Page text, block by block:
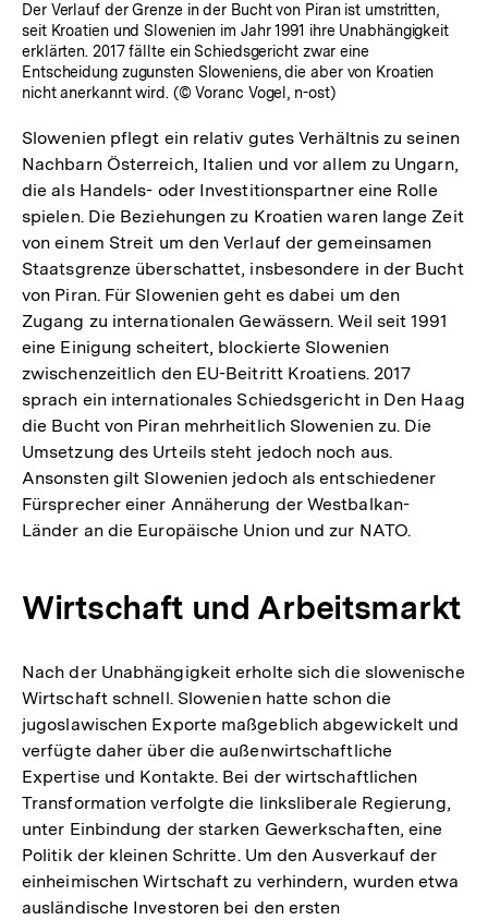
Der Verlauf der Grenze in der Bucht von Piran ist umstritten,
seit Kroatien und Slowenien im Jahr 1991 ihre Unabhängigkeit
erklärten. 2017 fällte ein Schiedsgericht zwar eine
Entscheidung zugunsten Sloweniens, die aber von Kroatien
nicht anerkannt wird. (© Voranc Vogel, n-ost)
Slowenien pflegt ein relativ gutes Verhältnis zu seinen
Nachbarn Österreich, Italien und vor allem zu Ungarn,
die als Handels- oder Investitionspartner eine Rolle
spielen. Die Beziehungen zu Kroatien waren lange Zeit
von einem Streit um den Verlauf der gemeinsamen
Staatsgrenze überschattet, insbesondere in der Bucht
von Piran. Für Slowenien geht es dabei um den
Zugang zu internationalen Gewässern. Weil seit 1991
eine Einigung scheitert, blockierte Slowenien
zwischenzeitlich den EU-Beitritt Kroatiens. 2017
sprach ein internationales Schiedsgericht in Den Haag
die Bucht von Piran mehrheitlich Slowenien zu. Die
Umsetzung des Urteils steht jedoch noch aus.
Ansonsten gilt Slowenien jedoch als entschiedener
Fürsprecher einer Annäherung der Westbalkan-
Länder an die Europäische Union und zur NATO.
Wirtschaft und Arbeitsmarkt
Nach der Unabhängigkeit erholte sich die slowenische
Wirtschaft schnell. Slowenien hatte schon die
jugoslawischen Exporte maßgeblich abgewickelt und
verfügte daher über die außenwirtschaftliche
Expertise und Kontakte. Bei der wirtschaftlichen
Transformation verfolgte die linksliberale Regierung,
unter Einbindung der starken Gewerkschaften, eine
Politik der kleinen Schritte. Um den Ausverkauf der
einheimischen Wirtschaft zu verhindern, wurden etwa
ausländische Investoren bei den ersten